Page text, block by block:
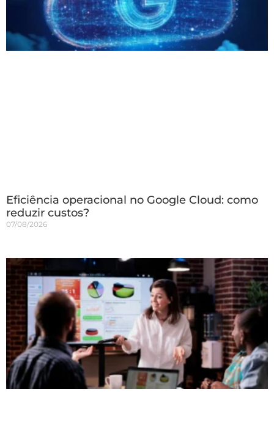
Eficiência operacional no Google Cloud: como
reduzir custos?
07/08/2026